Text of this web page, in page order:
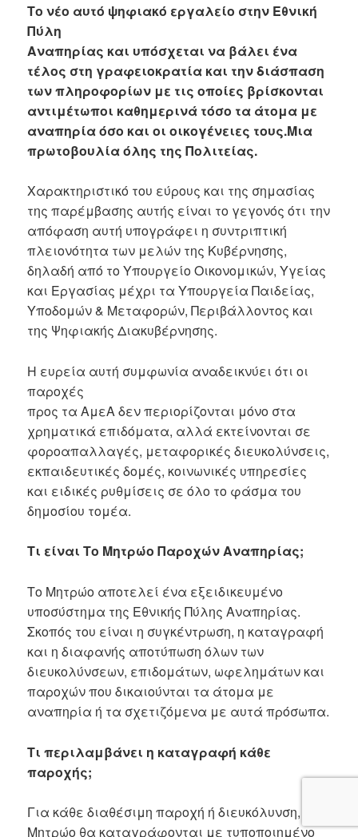
Το νέο αυτό ψηφιακό εργαλείο στην Εθνική
Πύλη
Αναπηρίας και υπόσχεται να βάλει ένα
τέλος στη γραφειοκρατία και την διάσπαση
των πληροφορίων με τις οποίες βρίσκονται
αντιμέτωποι καθημερινά τόσο τα άτομα με
αναπηρία όσο και οι οικογένειες τους.Μια
πρωτοβουλία όλης της Πολιτείας.
Χαρακτηριστικό του εύρους και της σημασίας
της παρέμβασης αυτής είναι το γεγονός ότι την
απόφαση αυτή υπογράφει η συντριπτική
πλειονότητα των μελών της Κυβέρνησης,
δηλαδή από το Υπουργείο Οικονομικών, Υγείας
και Εργασίας μέχρι τα Υπουργεία Παιδείας,
Υποδομών & Μεταφορών, Περιβάλλοντος και
της Ψηφιακής Διακυβέρνησης.
Η ευρεία αυτή συμφωνία αναδεικνύει ότι οι
παροχές
προς τα ΑμεΑ δεν περιορίζονται μόνο στα
χρηματικά επιδόματα, αλλά εκτείνονται σε
φοροαπαλλαγές, μεταφορικές διευκολύνσεις,
εκπαιδευτικές δομές, κοινωνικές υπηρεσίες
και ειδικές ρυθμίσεις σε όλο το φάσμα του
δημοσίου τομέα.
Τι είναι Το Μητρώο Παροχών Αναπηρίας;
Το Μητρώο αποτελεί ένα εξειδικευμένο
υποσύστημα της Εθνικής Πύλης Αναπηρίας.
Σκοπός του είναι η συγκέντρωση, η καταγραφή
και η διαφανής αποτύπωση όλων των
διευκολύνσεων, επιδομάτων, ωφελημάτων και
παροχών που δικαιούνται τα άτομα με
αναπηρία ή τα σχετιζόμενα με αυτά πρόσωπα.
Τι περιλαμβάνει η καταγραφή κάθε
παροχής;
Για κάθε διαθέσιμη παροχή ή διευκόλυνση, στο
Μητρώο θα καταγράφονται με τυποποιημένο